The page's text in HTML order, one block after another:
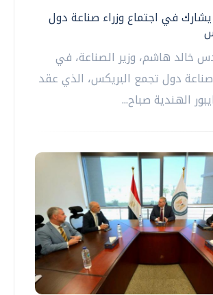
يشارك في اجتماع وزراء صناعة دول
خالد هاشم، وزير الصناعة، في
صناعة دول تجمع البريكس، الذي عقد
الهندية صباح...